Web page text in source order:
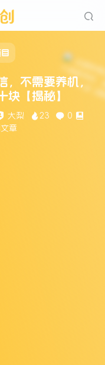
，不需要养机，
块【揭秘】
大梨 23
0
章